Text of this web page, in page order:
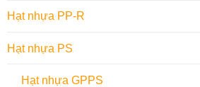
Hạt nhựa PP-R
Hạt nhựa PS
Hạt nhựa GPPS